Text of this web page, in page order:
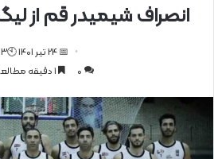
انصراف شیمیدر قم از
📅 24 تیر 1401 🕙20:03
0